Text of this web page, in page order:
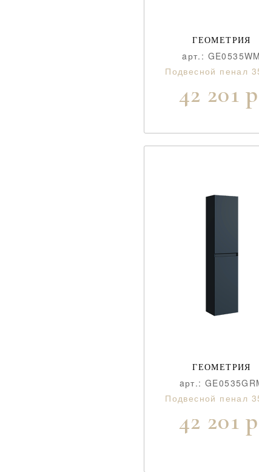
ГЕОМЕТРИЯ
aрт.: GE0535WM
Подвесной пенал
42 201
ГЕОМЕТРИЯ
aрт.:
Подвесной пенал
42 201